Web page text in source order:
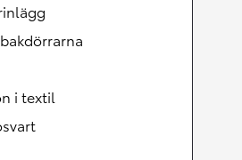
i textil